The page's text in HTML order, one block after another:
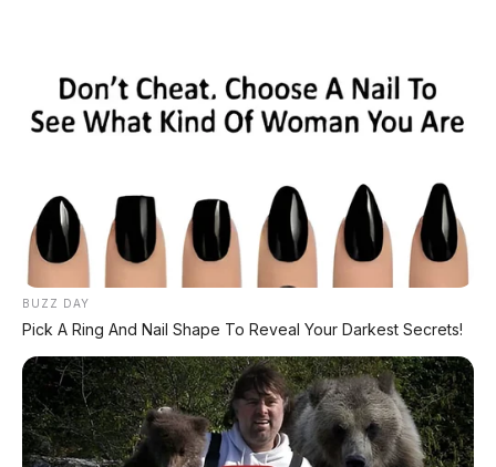
© 2026 AP Motor – Portal Otomotif Terpercaya | Sumber: BMW
Bagikan:
Postingan Terkait
BUZZ DAY
Pick A Ring And Nail Shape To Reveal Your Darkest Secrets!